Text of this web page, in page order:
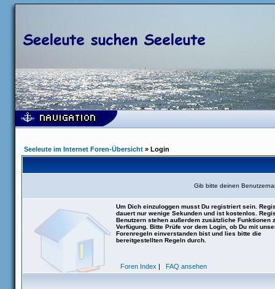
Seeleute im Internet Foren-Übersicht » Login
Gib bitte deinen
Um Dich einzuloggen musst Du registriert sein.
dauert nur wenige Sekunden und ist kostenlos.
Benutzern stehen außerdem zusätzliche Funktionen
Verfügung. Bitte Prüfe vor dem Login, ob Du mit
Forenregeln einverstanden bist und lies bitte die
bereitgestellten Regeln durch.
Foren Index | FAQ ansehen